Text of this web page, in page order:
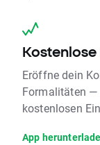
Eröffne dein
Formalitäten —
kostenlosen
App